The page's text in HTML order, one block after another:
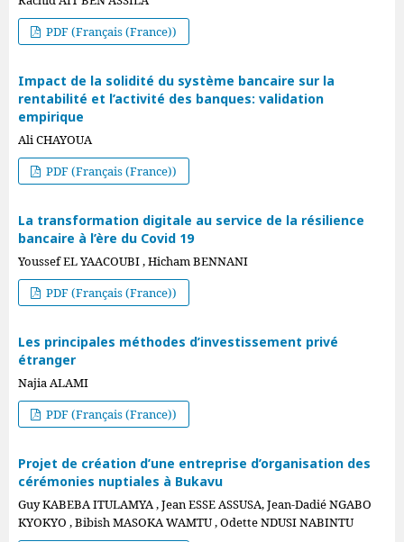
PDF (Français (France))
Impact de la solidité du système bancaire sur la
rentabilité et l’activité des banques: validation
empirique
Ali CHAYOUA
PDF (Français (France))
La transformation digitale au service de la résilience
bancaire à l’ère du Covid 19
Youssef EL YAACOUBI , Hicham BENNANI
PDF (Français (France))
Les principales méthodes d’investissement privé
étranger
Najia ALAMI
PDF (Français (France))
Projet de création d’une entreprise d’organisation des
cérémonies nuptiales à Bukavu
Guy KABEBA ITULAMYA , Jean ESSE ASSUSA, Jean-Dadié NGABO
KYOKYO , Bibish MASOKA WAMTU , Odette NDUSI NABINTU